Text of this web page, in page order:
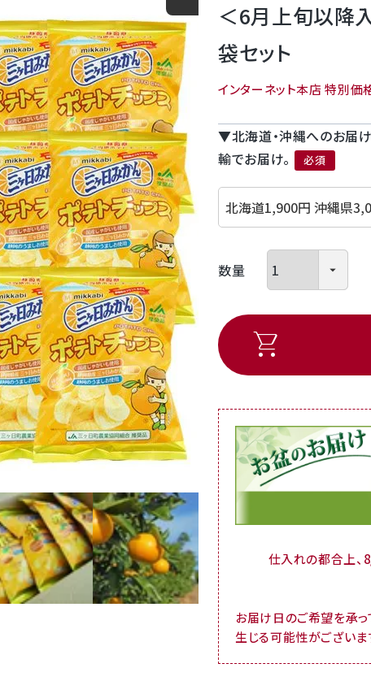
＜6月上旬以降
袋セット
インターネット本店 特別価
▼北海道・沖縄へのお届
輸でお届け。
仕入れの都合上、
お届け日のご希望を承
生じる可能性がございま